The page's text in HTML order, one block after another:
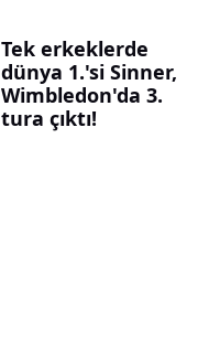
Tek erkeklerde
dünya 1.'si Sinner,
Wimbledon'da 3.
tura çıktı!